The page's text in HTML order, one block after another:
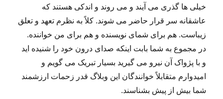
خیلی ها گذری می آیند و می روند و اندکی هستند که
عاشقانه سر قرار حاضر می شوند. کلاً به نظرم تعهد و تعلق
زیباست. هم برای شمای نویسنده و هم برای من خواننده.
در مجموع به شما بابت اینکه صدای درون خود را شنیده اید
و با پژواک آن نیرو می گیرید بسیار تبریک می گویم و
امیدوارم متقابلاً خوانندگان این وبلاگ قدر زحمات ارزشمند
شما بیش از پیش بشناسند.